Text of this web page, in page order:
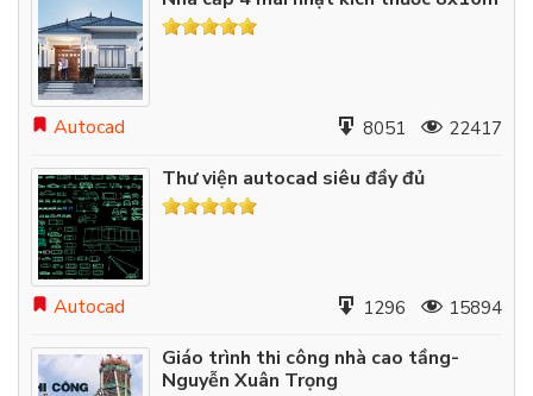
Autocad 8051 22417
Thư viện autocad siêu đầy đủ
Autocad 1296 15894
Giáo trình thi công nhà cao tầng-
Nguyễn Xuân Trọng